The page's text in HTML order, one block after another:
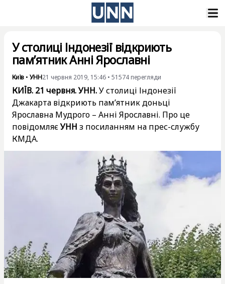
У столиці Індонезії відкриють
пам’ятник Анні Ярославні
Київ • УНН21 червня 2019, 15:46 • 51574 перегляди
КИЇВ. 21 червня. УНН.У столиці Індонезії
Джакарта відкриють пам’ятник доньці
Ярославна Мудрого – Анні Ярославні. Про це
повідомляєУНН з посиланням на прес-службу
КМДА.